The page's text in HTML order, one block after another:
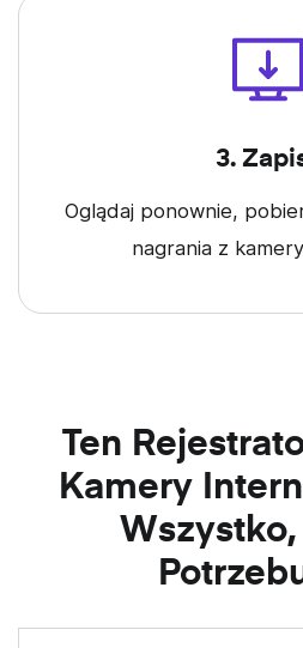
3.
Oglądaj ponownie,
nagrania z
Ten
Kamery